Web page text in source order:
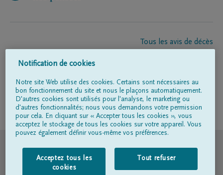
Tous les avis de décès
Entrepreneur de pompes funèbres
Suivez-nous sur
Conditions d'utilisation
Notification de cookies
Notre site Web utilise des cookies. Certains sont nécessaires au
bon fonctionnement du site et nous le plaçons automatiquement.
D'autres cookies sont utilisés pour l'analyse, le marketing ou
d'autres fonctionnalités; nous vous demandons votre permission
pour cela. En cliquant sur « Accepter tous les cookies », vous
acceptez le stockage de tous les cookies sur votre appareil. Vous
pouvez également définir vous-même vos préférences.
Acceptez tous les
cookies
Tout refuser